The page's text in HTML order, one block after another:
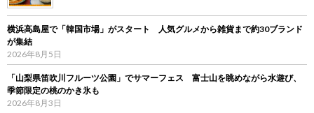
横浜高島屋で「韓国市場」がスタート 人気グルメから雑貨まで約30ブランド
が集結
2026年8月5日
「山梨県笛吹川フルーツ公園」でサマーフェス 富士山を眺めながら水遊び、
季節限定の桃のかき氷も
2026年8月3日